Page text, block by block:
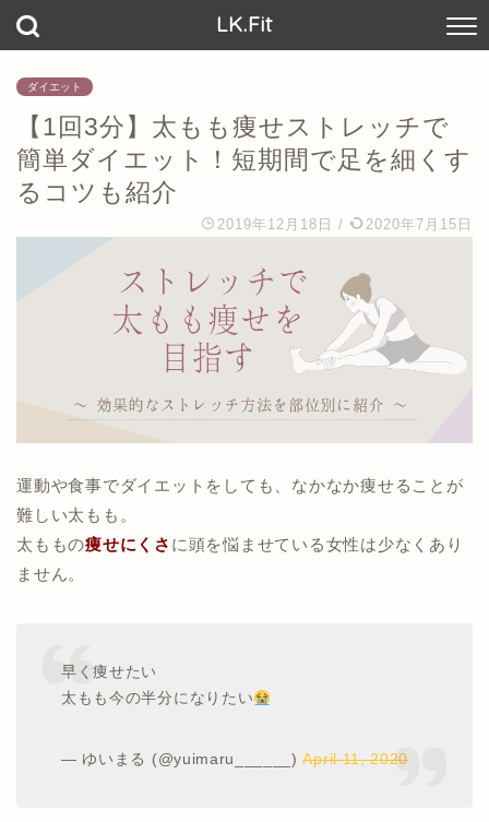
LK.Fit
ダイエット
【1回3分】太もも痩せストレッチで
簡単ダイエット！短期間で足を細くす
るコツも紹介
2019年12月18日 / 2020年7月15日
運動や食事でダイエットをしても、なかなか痩せることが
難しい太もも。
太ももの痩せにくさ に頭を悩ませている女性は少なくあり
ません。
早く痩せたい
太もも今の半分になりたい
— ゆいまる (@yuimaru______)April 11, 2020